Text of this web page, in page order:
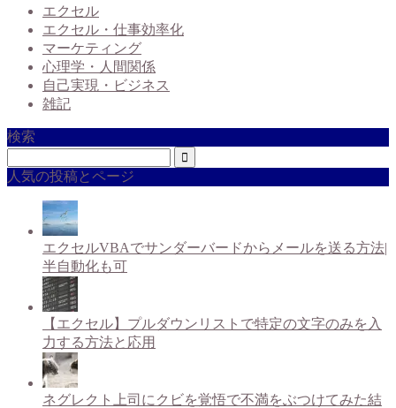
エクセル
エクセル・仕事効率化
マーケティング
心理学・人間関係
自己実現・ビジネス
雑記
検索
人気の投稿とページ
エクセルVBAでサンダーバードからメールを送る方法|
半自動化も可
【エクセル】プルダウンリストで特定の文字のみを入
力する方法と応用
ネグレクト上司にクビを覚悟で不満をぶつけてみた結